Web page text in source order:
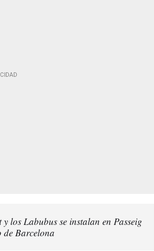
los Labubus se instalan en Passeig
Barcelona